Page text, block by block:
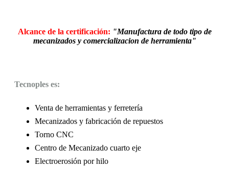
Alcance de la certificación: "Manufactura de todo tipo de
mecanizados y comercializacion de herramienta"
Tecnoples es:
Venta de herramientas y ferretería
Mecanizados y fabricación de repuestos
Torno CNC
Centro de Mecanizado cuarto eje
Electroerosión por hilo